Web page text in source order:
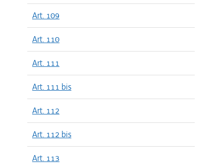
Art. 109
Art. 110
Art. 111
Art. 111 bis
Art. 112
Art. 112 bis
Art. 113